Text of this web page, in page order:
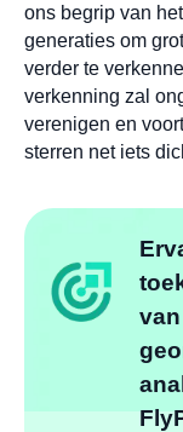
ons begrip van
generaties om
verder te
verkenning zal
verenigen en
sterren net iets
van